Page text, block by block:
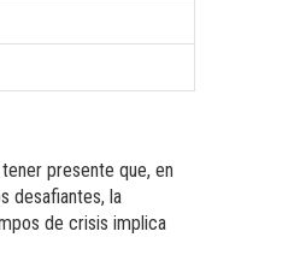
presente que, en
desafiantes, la
de crisis implica